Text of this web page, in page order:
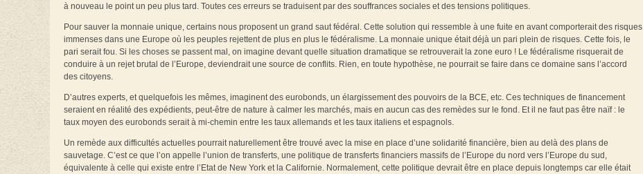
à nouveau le point un peu plus tard. Toutes ces erreurs se traduisent par des souffrances sociales et des tensions politiques.
Pour sauver la monnaie unique, certains nous proposent un grand saut fédéral. Cette solution qui ressemble à une fuite en avant comporterait des risques
immenses dans une Europe où les peuples rejettent de plus en plus le fédéralisme. La monnaie unique était déjà un pari plein de risques. Cette fois, le
pari serait fou. Si les choses se passent mal, on imagine devant quelle situation dramatique se retrouverait la zone euro ! Le fédéralisme risquerait de
conduire à un rejet brutal de l’Europe, deviendrait une source de conflits. Rien, en toute hypothèse, ne pourrait se faire dans ce domaine sans l’accord
des citoyens.
D’autres experts, et quelquefois les mêmes, imaginent des eurobonds, un élargissement des pouvoirs de la BCE, etc. Ces techniques de financement
seraient en réalité des expédients, peut-être de nature à calmer les marchés, mais en aucun cas des remèdes sur le fond. Et il ne faut pas être naïf : le
taux moyen des eurobonds serait à mi-chemin entre les taux allemands et les taux italiens et espagnols.
Un remède aux difficultés actuelles pourrait naturellement être trouvé avec la mise en place d’une solidarité financière, bien au delà des plans de
sauvetage. C’est ce que l’on appelle l’union de transferts, une politique de transferts financiers massifs de l’Europe du nord vers l’Europe du sud,
équivalente à celle qui existe entre l’Etat de New York et la Californie. Normalement, cette politique devrait être en place depuis longtemps car elle était